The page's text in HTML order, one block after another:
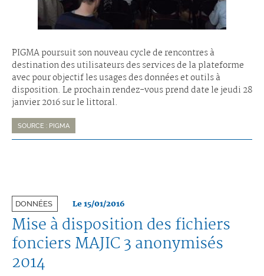
PIGMA poursuit son nouveau cycle de rencontres à
destination des utilisateurs des services de la plateforme
avec pour objectif les usages des données et outils à
disposition. Le prochain rendez-vous prend date le jeudi 28
janvier 2016 sur le littoral.
SOURCE : PIGMA
DONNÉES Le 15/01/2016
Mise à disposition des fichiers
fonciers MAJIC 3 anonymisés
2014